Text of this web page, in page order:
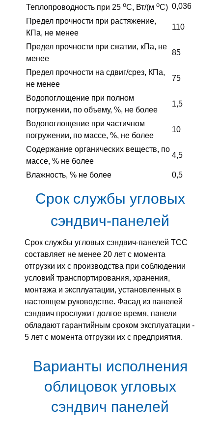
Теплопроводность при 25 oС, Вт/(м oС) 0,036
Предел прочности при растяжение,
КПа, не менее
110
Предел прочности при сжатии, кПа, не
менее
85
Предел прочности на сдвиг/срез, КПа,
не менее
75
Водопоглощение при полном
погружении, по объему, %, не более
1,5
Водопоглощение при частичном
погружении, по массе, %, не более
10
Содержание органических веществ, по
массе, % не более
4,5
Влажность, % не более 0,5
Срок службы угловых
сэндвич-панелей
Срок службы угловых сэндвич-панелей ТСС
составляет не менее 20 лет с момента
отгрузки их с производства при соблюдении
условий транспортирования, хранения,
монтажа и эксплуатации, установленных в
настоящем руководстве. Фасад из панелей
сэндвич прослужит долгое время, панели
обладают гарантийным сроком эксплуатации -
5 лет с момента отгрузки их с предприятия.
Варианты исполнения
облицовок угловых
сэндвич панелей